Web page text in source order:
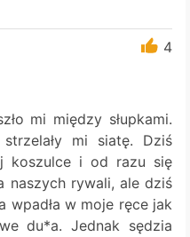
4
mi między słupkami.
mi siatę. Dziś
koszulce i od razu się
naszych rywali, ale dziś
wpadła w moje ręce jak
du*a. Jednak sędzia